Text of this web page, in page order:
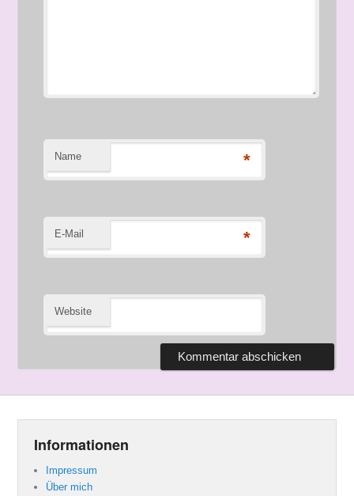
Name *
E-Mail *
Website
Informationen
Impressum
Über mich